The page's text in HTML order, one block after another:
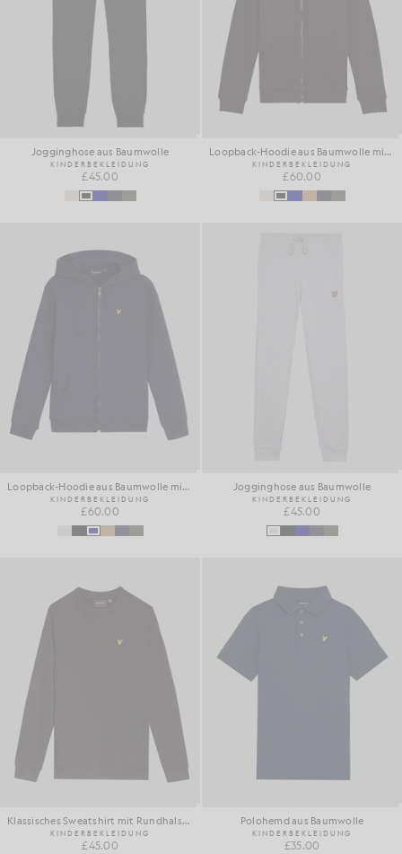
Jogginghose aus Baumwolle
KINDERBEKLEIDUNG
£45.00
Loopback-Hoodie aus Baumwolle mit durchgehendem Reißverschluss
KINDERBEKLEIDUNG
£60.00
Loopback-Hoodie aus Baumwolle mit durchgehendem Reißverschluss
KINDERBEKLEIDUNG
£60.00
Jogginghose aus Baumwolle
KINDERBEKLEIDUNG
£45.00
Klassisches Sweatshirt mit Rundhalsausschnitt
KINDERBEKLEIDUNG
£45.00
Polohemd aus Baumwolle
KINDERBEKLEIDUNG
£35.00